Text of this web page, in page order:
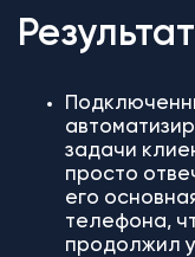
Результат
задачи
просто
его
телефона,
продолжил